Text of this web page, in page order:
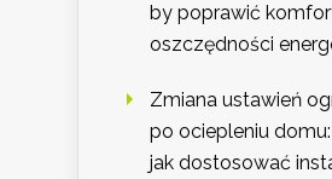
by poprawić
oszczędności
Zmiana ustawień
po ociepleniu
jak dostosować